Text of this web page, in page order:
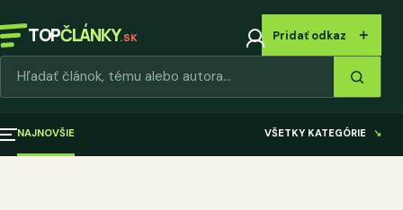
TOPČLÁNKY.SK Pridať odkaz ＋
NAJNOVŠIE VŠETKY KATEGÓRIE ↘